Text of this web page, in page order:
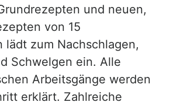
und neuen,
von 15
lädt zum Nachschlagen,
Schwelgen ein. Alle
Arbeitsgänge werden
erklärt. Zahlreiche